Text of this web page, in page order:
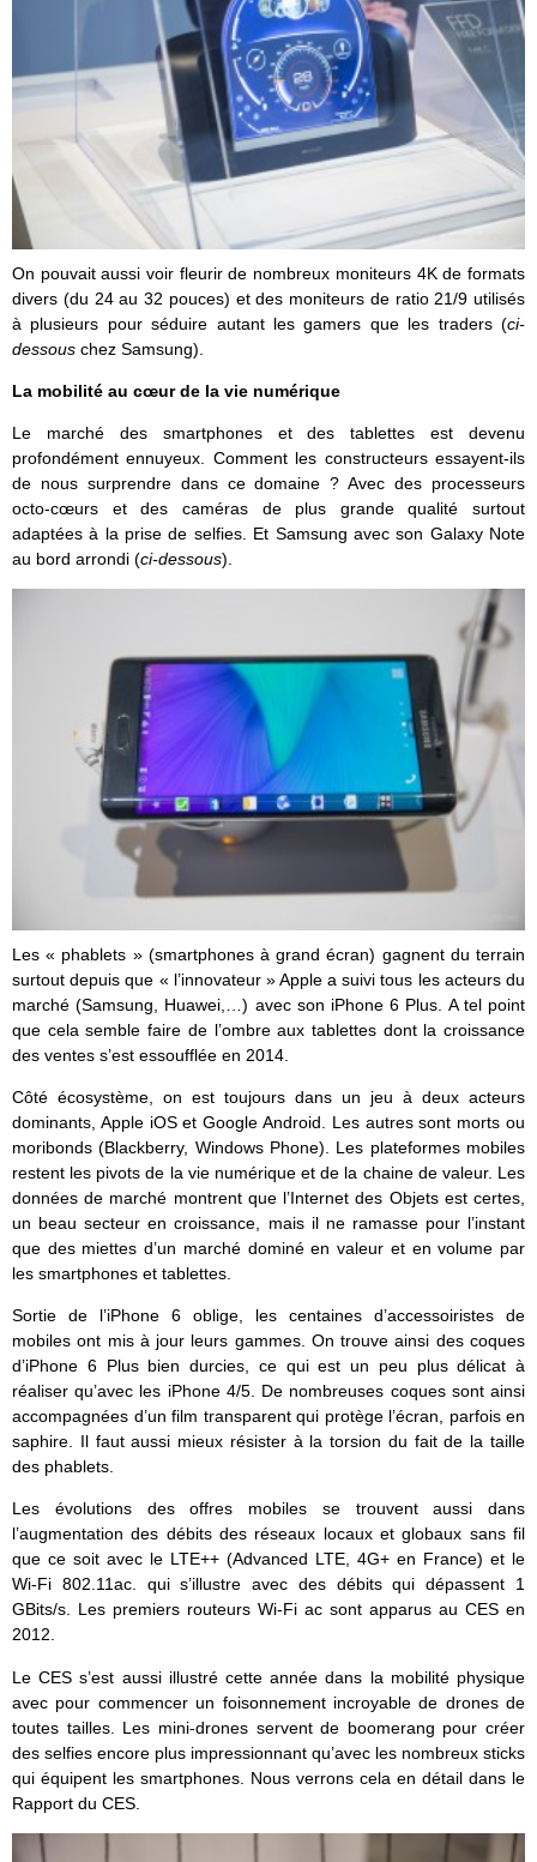
On pouvait aussi voir fleurir de nombreux moniteurs 4K de formats
divers (du 24 au 32 pouces) et des moniteurs de ratio 21/9 utilisés
à plusieurs pour séduire autant les gamers que les traders (ci-
dessous chez Samsung).
La mobilité au cœur de la vie numérique
Le marché des smartphones et des tablettes est devenu
profondément ennuyeux. Comment les constructeurs essayent-ils
de nous surprendre dans ce domaine ? Avec des processeurs
octo-cœurs et des caméras de plus grande qualité surtout
adaptées à la prise de selfies. Et Samsung avec son Galaxy Note
au bord arrondi (ci-dessous).
Les « phablets » (smartphones à grand écran) gagnent du terrain
surtout depuis que « l’innovateur » Apple a suivi tous les acteurs du
marché (Samsung, Huawei,…) avec son iPhone 6 Plus. A tel point
que cela semble faire de l’ombre aux tablettes dont la croissance
des ventes s’est essoufflée en 2014.
Côté écosystème, on est toujours dans un jeu à deux acteurs
dominants, Apple iOS et Google Android. Les autres sont morts ou
moribonds (Blackberry, Windows Phone). Les plateformes mobiles
restent les pivots de la vie numérique et de la chaine de valeur. Les
données de marché montrent que l’Internet des Objets est certes,
un beau secteur en croissance, mais il ne ramasse pour l’instant
que des miettes d’un marché dominé en valeur et en volume par
les smartphones et tablettes.
Sortie de l’iPhone 6 oblige, les centaines d’accessoiristes de
mobiles ont mis à jour leurs gammes. On trouve ainsi des coques
d’iPhone 6 Plus bien durcies, ce qui est un peu plus délicat à
réaliser qu’avec les iPhone 4/5. De nombreuses coques sont ainsi
accompagnées d’un film transparent qui protège l’écran, parfois en
saphire. Il faut aussi mieux résister à la torsion du fait de la taille
des phablets.
Les évolutions des offres mobiles se trouvent aussi dans
l’augmentation des débits des réseaux locaux et globaux sans fil
que ce soit avec le LTE++ (Advanced LTE, 4G+ en France) et le
Wi-Fi 802.11ac. qui s’illustre avec des débits qui dépassent 1
GBits/s. Les premiers routeurs Wi-Fi ac sont apparus au CES en
2012.
Le CES s’est aussi illustré cette année dans la mobilité physique
avec pour commencer un foisonnement incroyable de drones de
toutes tailles. Les mini-drones servent de boomerang pour créer
des selfies encore plus impressionnant qu’avec les nombreux sticks
qui équipent les smartphones. Nous verrons cela en détail dans le
Rapport du CES.